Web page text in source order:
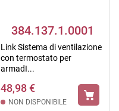
384.137.1.0001
Link Sistema di ventilazione
con termostato per
armadI...
48,98 €
NON DISPONIBILE